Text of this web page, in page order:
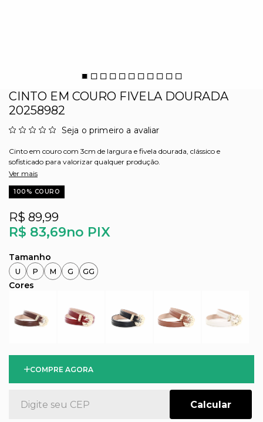
CINTO EM COURO FIVELA DOURADA
20258982
Seja o primeiro a avaliar
Cinto em couro com 3cm de largura e fivela dourada, clássico e
sofisticado para valorizar qualquer produção.
Ver mais
100% COURO
R$ 83,69no PIX
R$ 89,99
U P M G GG
COMPRE AGORA